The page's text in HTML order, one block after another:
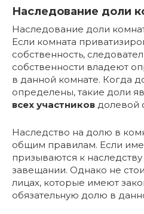
Наследование доли
Наследование доли
Если комната
собственность,
собственности владеют
в данной комнате. Когда
определены, такие доли
всех участников долевой
Наследство на долю в
общим правилам. Если
призываются к
завещании. Однако не
лицах, которые имеют
обязательную долю в